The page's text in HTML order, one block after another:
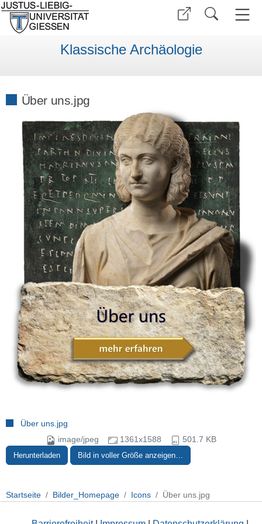
Klassische Archäologie
Über uns.jpg
Über uns.jpg
image/jpeg
1361x1588 501.7 KB
Herunterladen Bild in voller Größe anzeigen…
Startseite Bilder_Homepage Icons Über uns.jpg